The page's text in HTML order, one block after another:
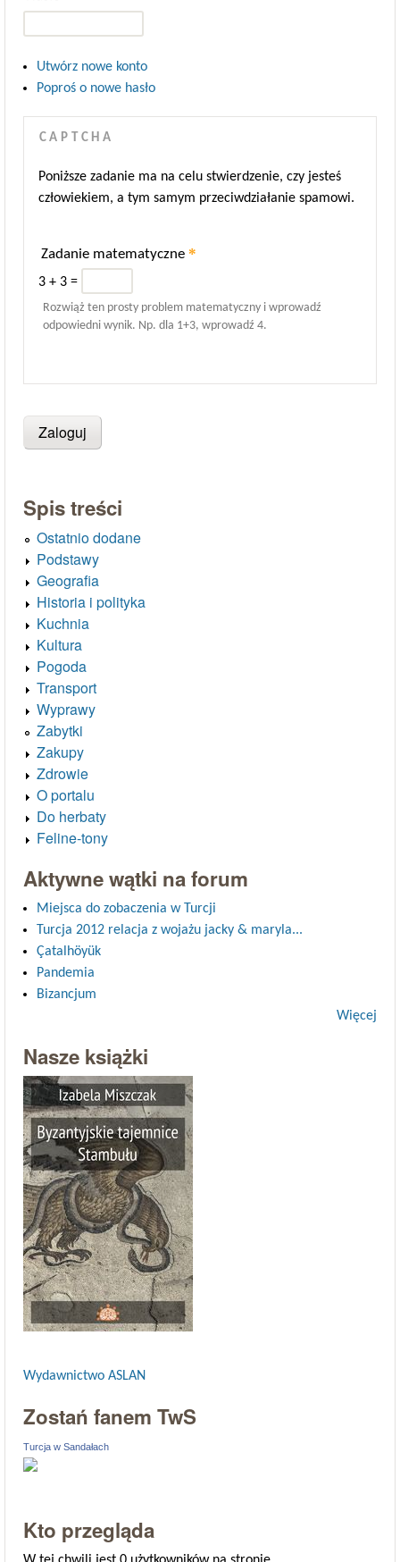
Utwórz nowe konto
Poproś o nowe hasło
CAPTCHA
Poniższe zadanie ma na celu stwierdzenie, czy jesteś
człowiekiem, a tym samym przeciwdziałanie spamowi.
Zadanie matematyczne *
3 + 3 =
Rozwiąż ten prosty problem matematyczny i wprowadź
odpowiedni wynik. Np. dla 1+3, wprowadź 4.
Spis treści
Ostatnio dodane
Podstawy
Geografia
Historia i polityka
Kuchnia
Kultura
Pogoda
Transport
Wyprawy
Zabytki
Zakupy
Zdrowie
O portalu
Do herbaty
Feline-tony
Aktywne wątki na forum
Miejsca do zobaczenia w Turcji
Turcja 2012 relacja z wojażu jacky & maryla...
Çatalhöyük
Pandemia
Bizancjum
Więcej
Nasze książki
Wydawnictwo ASLAN
Zostań fanem TwS
Turcja w Sandałach
Kto przegląda